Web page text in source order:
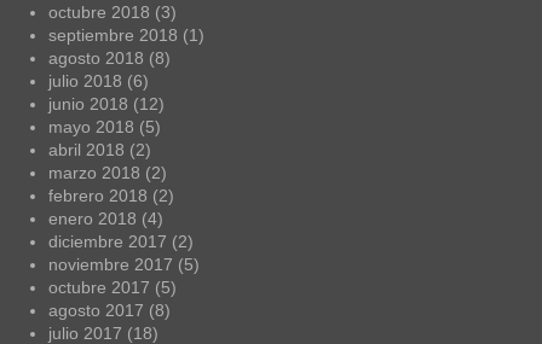
octubre 2018 (3)
septiembre 2018 (1)
agosto 2018 (8)
julio 2018 (6)
junio 2018 (12)
mayo 2018 (5)
abril 2018 (2)
marzo 2018 (2)
febrero 2018 (2)
enero 2018 (4)
diciembre 2017 (2)
noviembre 2017 (5)
octubre 2017 (5)
agosto 2017 (8)
julio 2017 (18)